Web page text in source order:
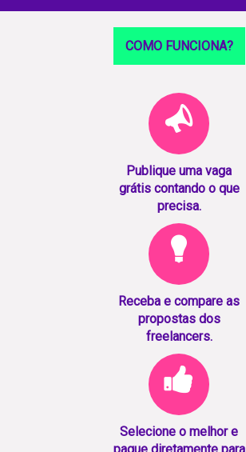
COMO FUNCIONA?
Publique uma vaga
grátis contando o que
precisa.
Receba e compare as
propostas dos
freelancers.
Selecione o melhor e